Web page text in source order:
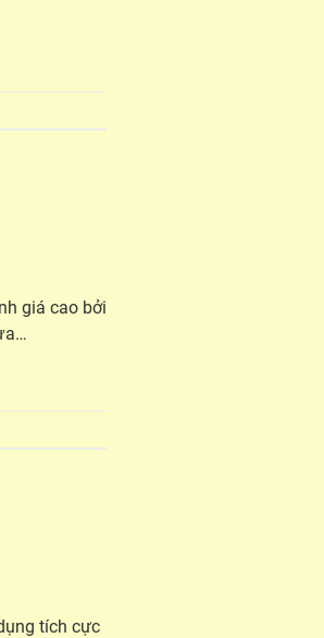
giá cao bởi
tích cực